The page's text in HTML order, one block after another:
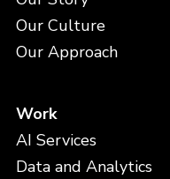
Our Culture
Our Approach
Work
AI Services
Data and Analytics